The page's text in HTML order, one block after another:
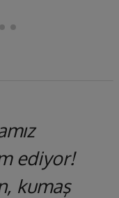
ediyor!
kumaş